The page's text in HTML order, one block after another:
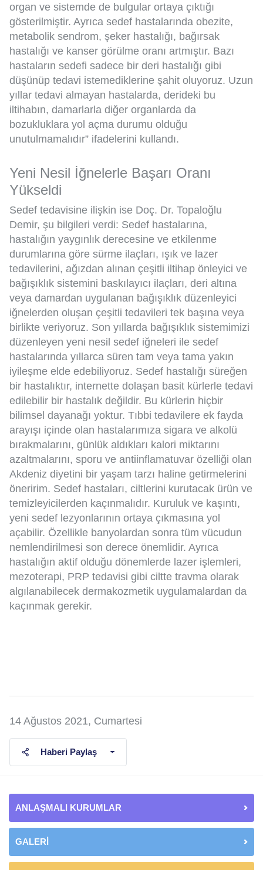
organ ve sistemde de bulgular ortaya çıktığı
gösterilmiştir. Ayrıca sedef hastalarında obezite,
metabolik sendrom, şeker hastalığı, bağırsak
hastalığı ve kanser görülme oranı artmıştır. Bazı
hastaların sedefi sadece bir deri hastalığı gibi
düşünüp tedavi istemediklerine şahit oluyoruz. Uzun
yıllar tedavi almayan hastalarda, derideki bu
iltihabın, damarlarla diğer organlarda da
bozukluklara yol açma durumu olduğu
unutulmamalıdır” ifadelerini kullandı.
Yeni Nesil İğnelerle Başarı Oranı
Yükseldi
Sedef tedavisine ilişkin ise Doç. Dr. Topaloğlu
Demir, şu bilgileri verdi: Sedef hastalarına,
hastalığın yaygınlık derecesine ve etkilenme
durumlarına göre sürme ilaçları, ışık ve lazer
tedavilerini, ağızdan alınan çeşitli iltihap önleyici ve
bağışıklık sistemini baskılayıcı ilaçları, deri altına
veya damardan uygulanan bağışıklık düzenleyici
iğnelerden oluşan çeşitli tedavileri tek başına veya
birlikte veriyoruz. Son yıllarda bağışıklık sistemimizi
düzenleyen yeni nesil sedef iğneleri ile sedef
hastalarında yıllarca süren tam veya tama yakın
iyileşme elde edebiliyoruz. Sedef hastalığı süreğen
bir hastalıktır, internette dolaşan basit kürlerle tedavi
edilebilir bir hastalık değildir. Bu kürlerin hiçbir
bilimsel dayanağı yoktur. Tıbbi tedavilere ek fayda
arayışı içinde olan hastalarımıza sigara ve alkolü
bırakmalarını, günlük aldıkları kalori miktarını
azaltmalarını, sporu ve antiinflamatuvar özelliği olan
Akdeniz diyetini bir yaşam tarzı haline getirmelerini
öneririm. Sedef hastaları, ciltlerini kurutacak ürün ve
temizleyicilerden kaçınmalıdır. Kuruluk ve kaşıntı,
yeni sedef lezyonlarının ortaya çıkmasına yol
açabilir. Özellikle banyolardan sonra tüm vücudun
nemlendirilmesi son derece önemlidir. Ayrıca
hastalığın aktif olduğu dönemlerde lazer işlemleri,
mezoterapi, PRP tedavisi gibi ciltte travma olarak
algılanabilecek dermakozmetik uygulamalardan da
kaçınmak gerekir.
14 Ağustos 2021, Cumartesi
Haberi Paylaş
ANLAŞMALI KURUMLAR
GALERİ